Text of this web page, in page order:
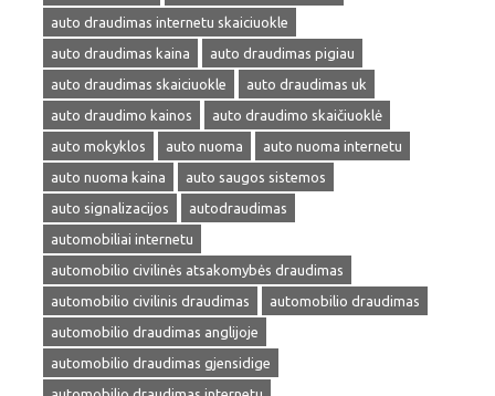
auto draudimas internetu skaiciuokle
auto draudimas kaina
auto draudimas pigiau
auto draudimas skaiciuokle
auto draudimas uk
auto draudimo kainos
auto draudimo skaičiuoklė
auto mokyklos
auto nuoma
auto nuoma internetu
auto nuoma kaina
auto saugos sistemos
auto signalizacijos
autodraudimas
automobiliai internetu
automobilio civilinės atsakomybės draudimas
automobilio civilinis draudimas
automobilio draudimas
automobilio draudimas anglijoje
automobilio draudimas gjensidige